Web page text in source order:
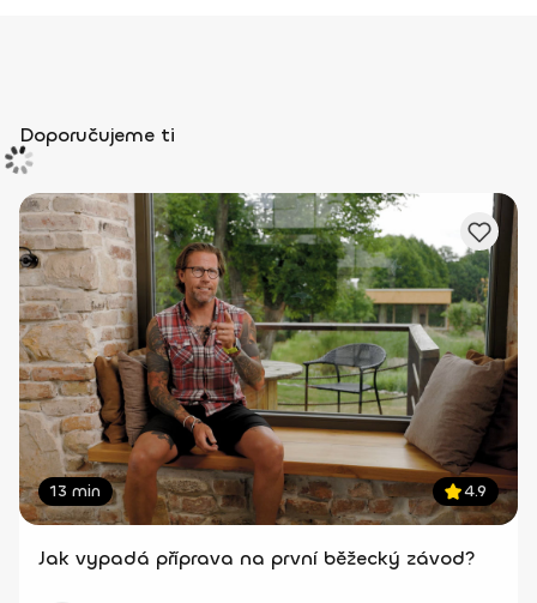
Doporučujeme ti
13 min 4.9
Jak vypadá příprava na první běžecký závod?